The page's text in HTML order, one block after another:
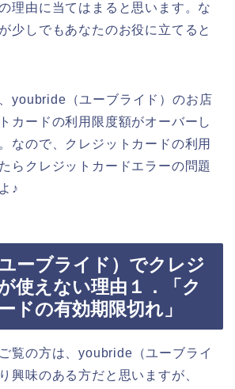
理由に当てはまると思います。な
少しでもあなたのお役に立てると
youbride（ユーブライド）のお店
カードの利用限度額がオーバーし
なので、クレジットカードの利用
らクレジットカードエラーの問題
♪
ーブライド）でクレジ
使えない理由１．「ク
ドの有効期限切れ」
覧の方は、youbride（ユーブライ
興味のある方だと思いますが、